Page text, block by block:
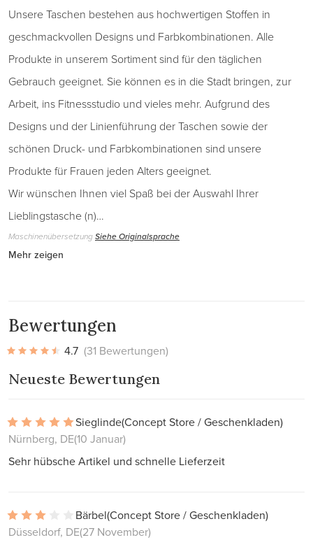
Unsere Taschen bestehen aus hochwertigen Stoffen in
geschmackvollen Designs und Farbkombinationen. Alle
Produkte in unserem Sortiment sind für den täglichen
Gebrauch geeignet. Sie können es in die Stadt bringen, zur
Arbeit, ins Fitnessstudio und vieles mehr. Aufgrund des
Designs und der Linienführung der Taschen sowie der
schönen Druck- und Farbkombinationen sind unsere
Produkte für Frauen jeden Alters geeignet.
Wir wünschen Ihnen viel Spaß bei der Auswahl Ihrer
Lieblingstasche (n)…
MaschinenübersetzungSiehe Originalsprache
Mehr zeigen
Bewertungen
4.7 (31 Bewertungen)
Neueste Bewertungen
Sieglinde(Concept Store / Geschenkladen)
Nürnberg, DE(10 Januar)
Sehr hübsche Artikel und schnelle Lieferzeit
Bärbel(Concept Store / Geschenkladen)
Düsseldorf, DE(27 November)